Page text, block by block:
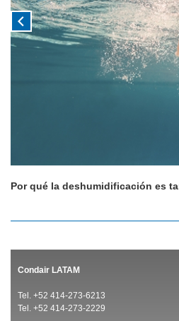
Por qué la deshumidificación es
Condair LATAM
Tel. +52 414-273-6213
Tel. +52 414-273-2229